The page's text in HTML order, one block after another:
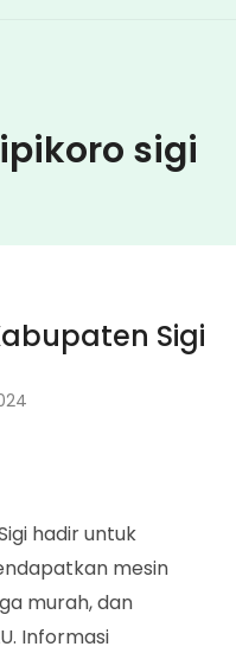
sigi
Sigi
hadir untuk
mesin
murah, dan
Informasi